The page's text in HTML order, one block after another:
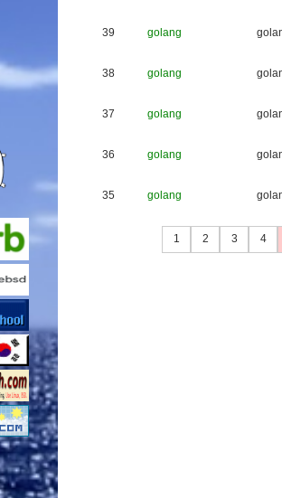
39 golang go a
38 golang go a
37 golang go a
36 golang go a
35 golang go a
1 2 3 4